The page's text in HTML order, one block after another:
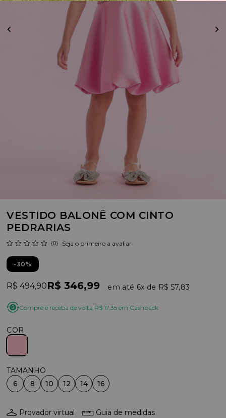
VESTIDO BALONÊ COM CINTO
PEDRARIAS
(0) Seja o primeiro a avaliar
30%
R$ 494,90R$ 346,99 6x R$ 57,83
Compre e receba de volta R$ 17,35 em Cashback
COR
6 8 10 12 14 16
Provador virtual Guia de medidas